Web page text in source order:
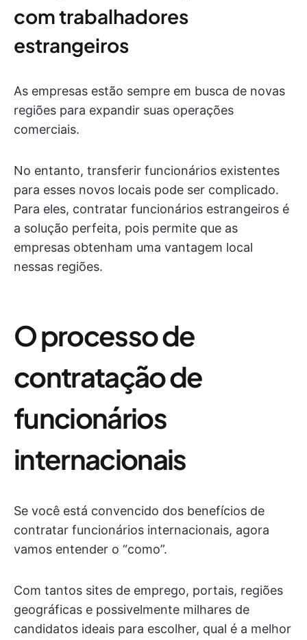
com trabalhadores
estrangeiros
As empresas estão sempre em busca de novas
regiões para expandir suas operações
comerciais.
No entanto, transferir funcionários existentes
para esses novos locais pode ser complicado.
Para eles, contratar funcionários estrangeiros é
a solução perfeita, pois permite que as
empresas obtenham uma vantagem local
nessas regiões.
O processo de
contratação de
funcionários
internacionais
Se você está convencido dos benefícios de
contratar funcionários internacionais, agora
vamos entender o “como”.
Com tantos sites de emprego, portais, regiões
geográficas e possivelmente milhares de
candidatos ideais para escolher, qual é a melhor